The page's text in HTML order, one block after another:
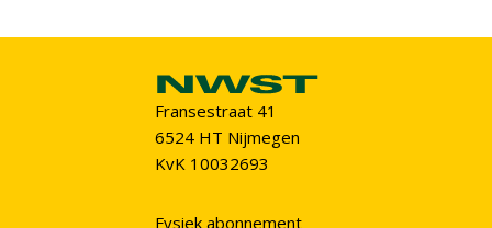
Fransestraat 41
6524 HT Nijmegen
KvK 10032693
Fysiek abonnement